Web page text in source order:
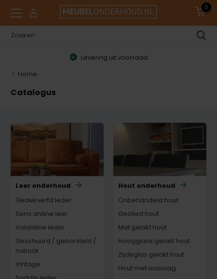
0
Levering uit voorraad
Home
Catalogus
Leer onderhoud
Gedekverfd leder
Semi aniline leer
Volaniline leder
Geschuurd / geborsteld /
nubuck
Vintage
Hout onderhoud
Onbehandeld hout
Geolied hout
Mat gelakt hout
Hoogglans gelakt hout
Zijdeglas gelakt hout
Hout met waslaag